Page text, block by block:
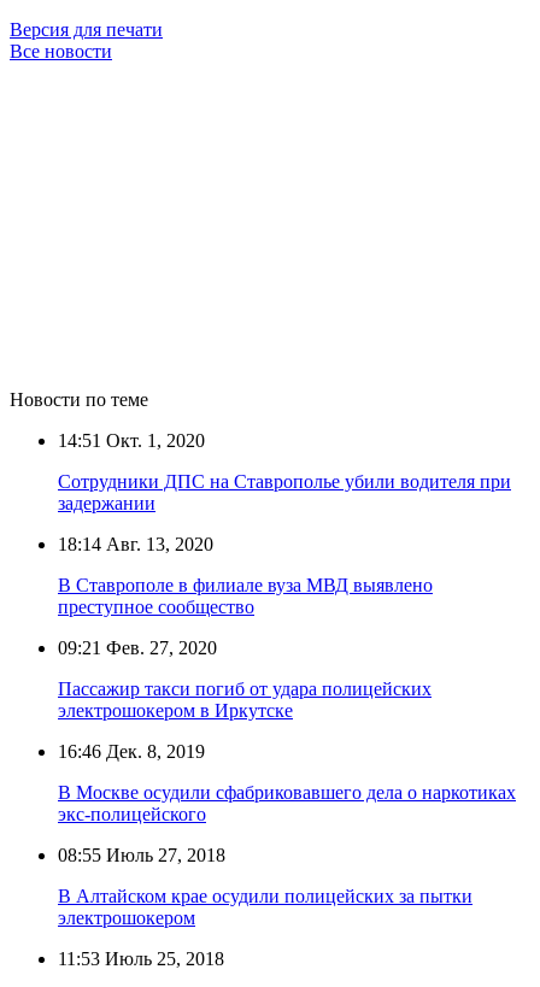
Версия для печати
Все новости
Новости по теме
14:51 Окт. 1, 2020
Сотрудники ДПС на Ставрополье убили водителя при
задержании
18:14 Авг. 13, 2020
В Ставрополе в филиале вуза МВД выявлено
преступное сообщество
09:21 Фев. 27, 2020
Пассажир такси погиб от удара полицейских
электрошокером в Иркутске
16:46 Дек. 8, 2019
В Москве осудили сфабриковавшего дела о наркотиках
экс-полицейского
08:55 Июль 27, 2018
В Алтайском крае осудили полицейских за пытки
электрошокером
11:53 Июль 25, 2018